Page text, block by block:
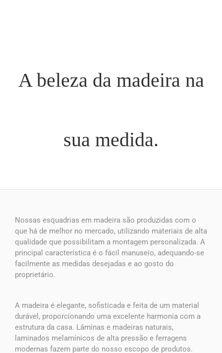
A beleza da madeira na
sua medida.
Nossas esquadrias em madeira são produzidas com o
que há de melhor no mercado, utilizando materiais de alta
qualidade que possibilitam a montagem personalizada. A
principal característica é o fácil manuseio, adequando-se
facilmente as medidas desejadas e ao gosto do
proprietário.
A madeira é elegante, sofisticada e feita de um material
durável, proporcionando uma excelente harmonia com a
estrutura da casa. Lâminas e madeiras naturais,
laminados melamínicos de alta pressão e ferragens
modernas fazem parte do nosso escopo de produtos.